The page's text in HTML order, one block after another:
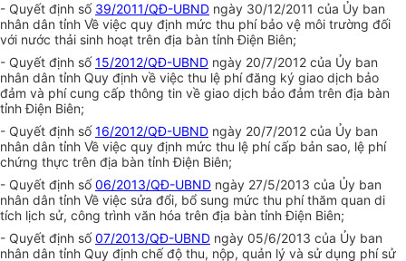
- Quyết định số 39/2011/QĐ-UBND ngày 30/12/2011 của Ủy ban
nhân dân tỉnh Về việc quy định mức thu phí bảo vệ môi trường đối
với nước thải sinh hoạt trên địa bàn tỉnh Điện Biên;
- Quyết định số15/2012/QĐ-UBND ngày 20/7/2012 của Ủy ban
nhân dân tỉnh Quy định về việc thu lệ phí đăng ký giao dịch bảo
đảm và phí cung cấp thông tin về giao dịch bảo đảm trên địa bàn
tỉnh Điện Biên;
- Quyết định số16/2012/QĐ-UBND ngày 20/7/2012 của Ủy ban
nhân dân tỉnh Về việc quy định mức thu lệ phí cấp bản sao, lệ phí
chứng thực trên địa bàn tỉnh Điện Biên;
- Quyết định số06/2013/QĐ-UBND ngày 27/5/2013 của Ủy ban
nhân dân tỉnh Về việc sửa đổi, bổ sung mức thu phí thăm quan di
tích lịch sử, công trình văn hóa trên địa bàn tỉnh Điện Biên;
- Quyết định số07/2013/QĐ-UBND ngày 05/6/2013 của Ủy ban
nhân dân tỉnh Quy định chế độ thu, nộp, quản lý và sử dụng phí sử